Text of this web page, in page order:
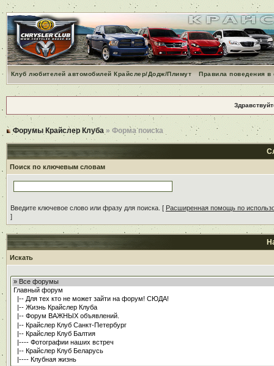
Клуб любителей автомобилей Крайслер/Додж/Плимут Правила поведения
Форумы Крайслер Клуба » Форма поиска
Поиск по ключевым словам
Введите ключевое слово или фразу для поиска. [ Расширенная помощь по
]
Искать